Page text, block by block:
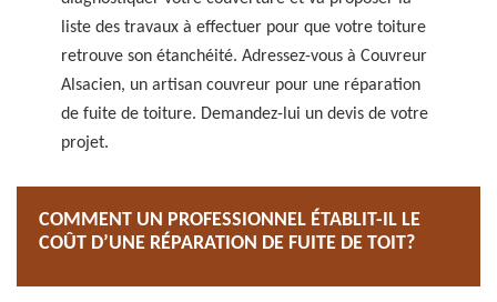
liste des travaux à effectuer pour que votre toiture
retrouve son étanchéité. Adressez-vous à Couvreur
Alsacien, un artisan couvreur pour une réparation
de fuite de toiture. Demandez-lui un devis de votre
projet.
COMMENT UN PROFESSIONNEL ÉTABLIT-IL LE
COÛT D’UNE RÉPARATION DE FUITE DE TOIT?